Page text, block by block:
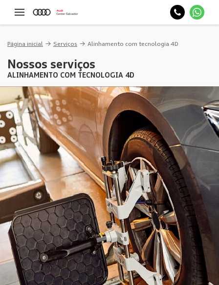
Página inicial Serviços Alinhamento com tecnologia 4D
Nossos serviços
ALINHAMENTO COM TECNOLOGIA 4D